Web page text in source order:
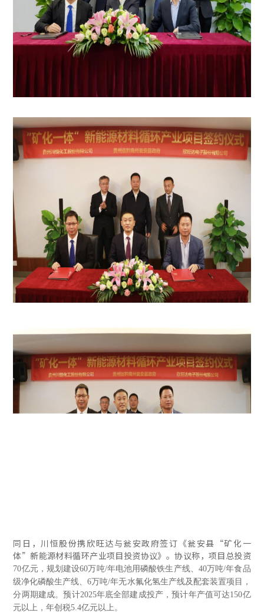
同日，川恒股份携欣旺达与瓮安政府签订《瓮安县“矿化一
体”新能源材料循环产业项目投资协议》。协议称，项目总投资
70亿元，规划建设60万吨/年电池用磷酸铁生产线、40万吨/年食品
级净化磷酸生产线、6万吨/年无水氟化氢生产线及配套装置项目，
分两期建成。预计2025年底全部建成投产，预计年产值可达150亿
元以上，年创税5.4亿元以上。